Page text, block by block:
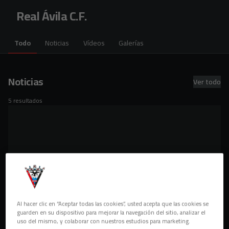
Real Ávila C.F.
Todo Noticias Vídeos Galerías
Noticias Ver todo
5 resultados
Al hacer clic en “Aceptar todas las cookies”, usted acepta que las cookies se
guarden en su dispositivo para mejorar la navegación del sitio, analizar el
uso del mismo, y colaborar con nuestros estudios para marketing.